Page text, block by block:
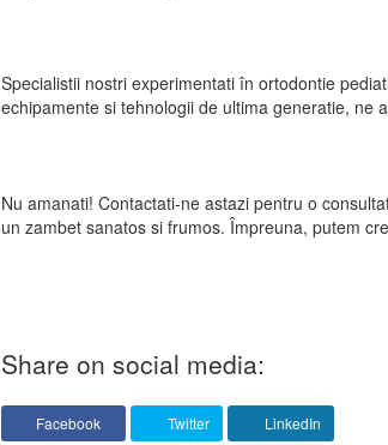
Specialistii nostri experimentati în ortodontie
echipamente si tehnologii de ultima generatie, ne
Nu amanati! Contactati-ne astazi pentru o
un zambet sanatos si frumos. Împreuna, putem
Share on social media:
Facebook Twitter LinkedIn